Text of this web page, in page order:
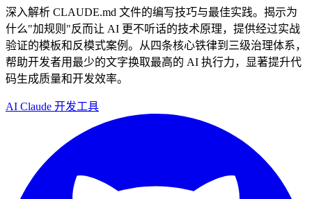
深入解析 CLAUDE.md 文件的编写技巧与最佳实践。揭示为
什么"加规则"反而让 AI 更不听话的技术原理，提供经过实战
验证的模板和反模式案例。从四条核心铁律到三级治理体系，
帮助开发者用最少的文字换取最高的 AI 执行力，显著提升代
码生成质量和开发效率。
AI Claude 开发工具